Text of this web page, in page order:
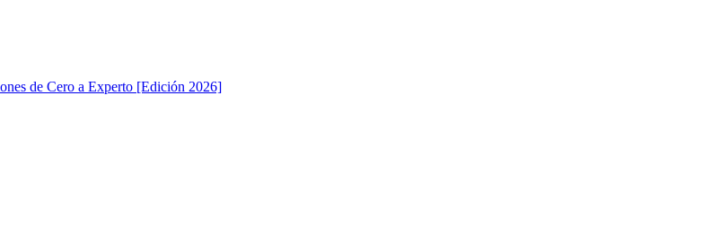
de Cero a Experto [Edición 2026]